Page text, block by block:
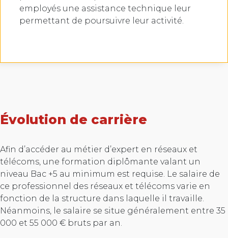
employés une assistance technique leur
permettant de poursuivre leur activité.
Évolution de carrière
Afin d’accéder au métier d’expert en réseaux et
télécoms, une formation diplômante valant un
niveau Bac +5 au minimum est requise. Le salaire de
ce professionnel des réseaux et télécoms varie en
fonction de la structure dans laquelle il travaille.
Néanmoins, le salaire se situe généralement entre 35
000 et 55 000 € bruts par an.